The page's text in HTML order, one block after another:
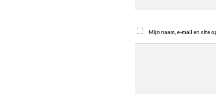
Mijn naam, e-mail en site